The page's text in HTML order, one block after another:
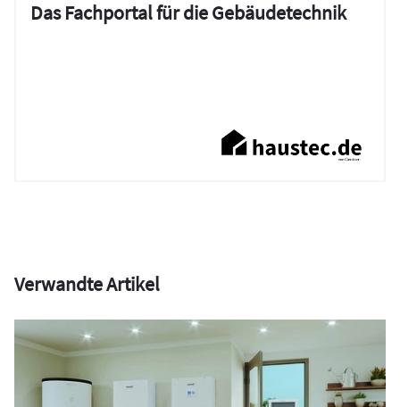
Das Fachportal für die Gebäudetechnik
Verwandte Artikel